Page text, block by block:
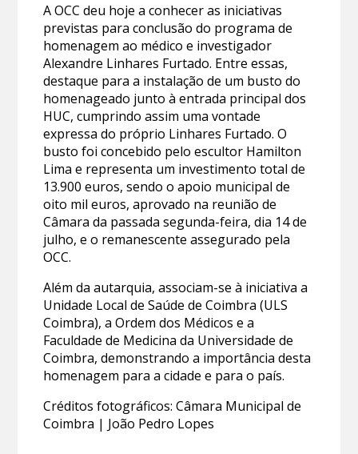
A OCC deu hoje a conhecer as iniciativas
previstas para conclusão do programa de
homenagem ao médico e investigador
Alexandre Linhares Furtado. Entre essas,
destaque para a instalação de um busto do
homenageado junto à entrada principal dos
HUC, cumprindo assim uma vontade
expressa do próprio Linhares Furtado. O
busto foi concebido pelo escultor Hamilton
Lima e representa um investimento total de
13.900 euros, sendo o apoio municipal de
oito mil euros, aprovado na reunião de
Câmara da passada segunda-feira, dia 14 de
julho, e o remanescente assegurado pela
OCC.
Além da autarquia, associam-se à iniciativa a
Unidade Local de Saúde de Coimbra (ULS
Coimbra), a Ordem dos Médicos e a
Faculdade de Medicina da Universidade de
Coimbra, demonstrando a importância desta
homenagem para a cidade e para o país.
Créditos fotográficos: Câmara Municipal de
Coimbra | João Pedro Lopes